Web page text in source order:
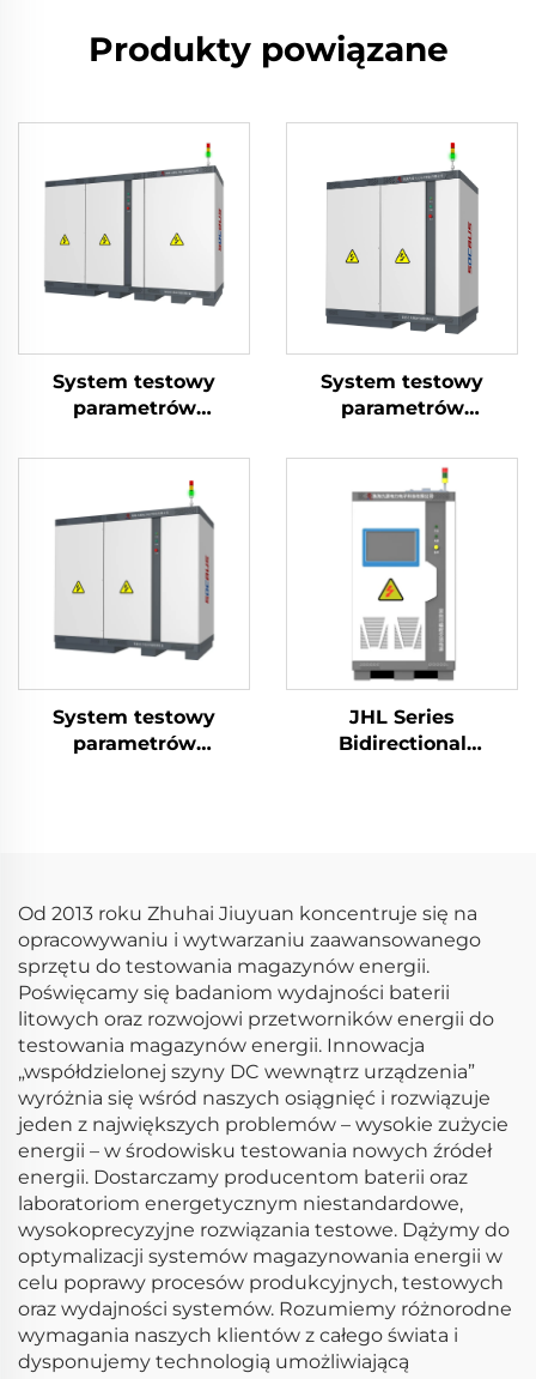
Produkty powiązane
System testowy
parametrów
akumulatorów
litowych (2400V)
System testowy
parametrów
akumulatorów
litowych (750V)
System testowy
parametrów
JHL Series
Bidirectional
Od 2013 roku Zhuhai Jiuyuan koncentruje się na
opracowywaniu i wytwarzaniu zaawansowanego
sprzętu do testowania magazynów energii.
Poświęcamy się badaniom wydajności baterii
litowych oraz rozwojowi przetworników energii do
testowania magazynów energii. Innowacja
„współdzielonej szyny DC wewnątrz urządzenia”
wyróżnia się wśród naszych osiągnięć i rozwiązuje
jeden z największych problemów – wysokie zużycie
energii – w środowisku testowania nowych źródeł
energii. Dostarczamy producentom baterii oraz
laboratoriom energetycznym niestandardowe,
wysokoprecyzyjne rozwiązania testowe. Dążymy do
optymalizacji systemów magazynowania energii w
celu poprawy procesów produkcyjnych, testowych
oraz wydajności systemów. Rozumiemy różnorodne
wymagania naszych klientów z całego świata i
dysponujemy technologią umożliwiającą